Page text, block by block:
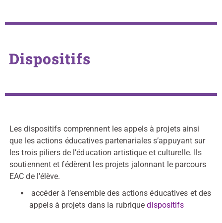
Dispositifs
Les dispositifs comprennent les appels à projets ainsi
que les actions éducatives partenariales s’appuyant sur
les trois piliers de l’éducation artistique et culturelle. Ils
soutiennent et fédèrent les projets jalonnant le parcours
EAC de l’élève.
accéder à l’ensemble des actions éducatives et des
appels à projets dans la rubriquedispositifs